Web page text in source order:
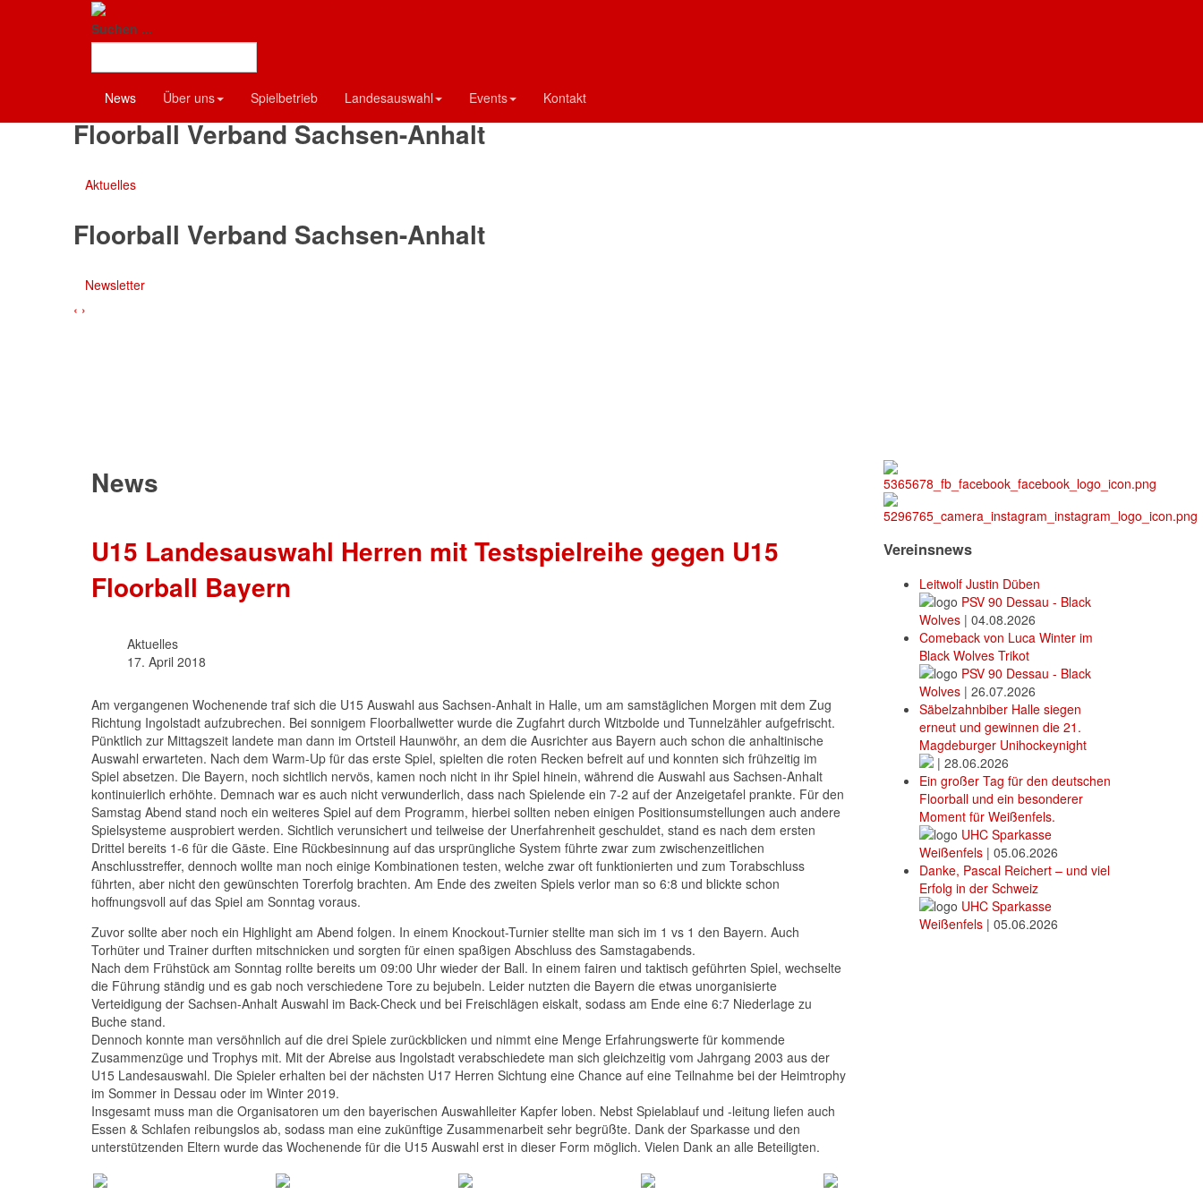
Suchen ...
News Über uns Spielbetrieb Landesauswahl Events Kontakt
Floorball Verband Sachsen-Anhalt
Floorball Verband Sachsen-Anhalt
Aktuelles
Floorball Verband Sachsen-Anhalt
Newsletter
‹ ›
News
U15 Landesauswahl Herren mit Testspielreihe gegen U15
Floorball Bayern
Aktuelles
17. April 2018
Am vergangenen Wochenende traf sich die U15 Auswahl aus Sachsen-Anhalt in Halle, um am samstäglichen Morgen mit dem Zug
Richtung Ingolstadt aufzubrechen. Bei sonnigem Floorballwetter wurde die Zugfahrt durch Witzbolde und Tunnelzähler aufgefrischt.
Pünktlich zur Mittagszeit landete man dann im Ortsteil Haunwöhr, an dem die Ausrichter aus Bayern auch schon die anhaltinische
Auswahl erwarteten. Nach dem Warm-Up für das erste Spiel, spielten die roten Recken befreit auf und konnten sich frühzeitig im
Spiel absetzen. Die Bayern, noch sichtlich nervös, kamen noch nicht in ihr Spiel hinein, während die Auswahl aus Sachsen-Anhalt
kontinuierlich erhöhte. Demnach war es auch nicht verwunderlich, dass nach Spielende ein 7-2 auf der Anzeigetafel prankte. Für den
Samstag Abend stand noch ein weiteres Spiel auf dem Programm, hierbei sollten neben einigen Positionsumstellungen auch andere
Spielsysteme ausprobiert werden. Sichtlich verunsichert und teilweise der Unerfahrenheit geschuldet, stand es nach dem ersten
Drittel bereits 1-6 für die Gäste. Eine Rückbesinnung auf das ursprüngliche System führte zwar zum zwischenzeitlichen
Anschlusstreffer, dennoch wollte man noch einige Kombinationen testen, welche zwar oft funktionierten und zum Torabschluss
führten, aber nicht den gewünschten Torerfolg brachten. Am Ende des zweiten Spiels verlor man so 6:8 und blickte schon
hoffnungsvoll auf das Spiel am Sonntag voraus.
Zuvor sollte aber noch ein Highlight am Abend folgen. In einem Knockout-Turnier stellte man sich im 1 vs 1 den Bayern. Auch
Torhüter und Trainer durften mitschnicken und sorgten für einen spaßigen Abschluss des Samstagabends.
Nach dem Frühstück am Sonntag rollte bereits um 09:00 Uhr wieder der Ball. In einem fairen und taktisch geführten Spiel, wechselte
die Führung ständig und es gab noch verschiedene Tore zu bejubeln. Leider nutzten die Bayern die etwas unorganisierte
Verteidigung der Sachsen-Anhalt Auswahl im Back-Check und bei Freischlägen eiskalt, sodass am Ende eine 6:7 Niederlage zu
Buche stand.
Dennoch konnte man versöhnlich auf die drei Spiele zurückblicken und nimmt eine Menge Erfahrungswerte für kommende
Zusammenzüge und Trophys mit. Mit der Abreise aus Ingolstadt verabschiedete man sich gleichzeitig vom Jahrgang 2003 aus der
U15 Landesauswahl. Die Spieler erhalten bei der nächsten U17 Herren Sichtung eine Chance auf eine Teilnahme bei der Heimtrophy
im Sommer in Dessau oder im Winter 2019.
Insgesamt muss man die Organisatoren um den bayerischen Auswahlleiter Kapfer loben. Nebst Spielablauf und -leitung liefen auch
Essen & Schlafen reibungslos ab, sodass man eine zukünftige Zusammenarbeit sehr begrüßte. Dank der Sparkasse und den
unterstützenden Eltern wurde das Wochenende für die U15 Auswahl erst in dieser Form möglich. Vielen Dank an alle Beteiligten.
Vereinsnews
Leitwolf Justin Düben
PSV 90 Dessau - Black
Wolves | 04.08.2026
Comeback von Luca Winter im
Black Wolves Trikot
PSV 90 Dessau - Black
Wolves | 26.07.2026
Säbelzahnbiber Halle siegen
erneut und gewinnen die 21.
Magdeburger Unihockeynight
| 28.06.2026
Ein großer Tag für den deutschen
Floorball und ein besonderer
Moment für Weißenfels.
UHC Sparkasse
Weißenfels | 05.06.2026
Danke, Pascal Reichert – und viel
Erfolg in der Schweiz
UHC Sparkasse
Weißenfels | 05.06.2026